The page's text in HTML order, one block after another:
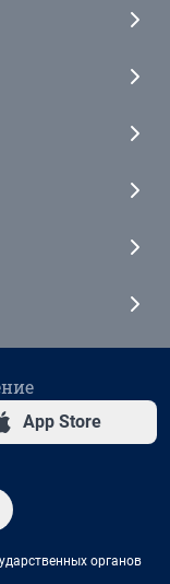
App Store
органов